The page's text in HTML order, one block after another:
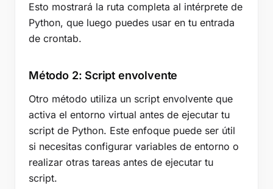
Esto mostrará la ruta completa al intérprete de
Python, que luego puedes usar en tu entrada
de crontab.
Método 2: Script envolvente
Otro método utiliza un script envolvente que
activa el entorno virtual antes de ejecutar tu
script de Python. Este enfoque puede ser útil
si necesitas configurar variables de entorno o
realizar otras tareas antes de ejecutar tu
script.